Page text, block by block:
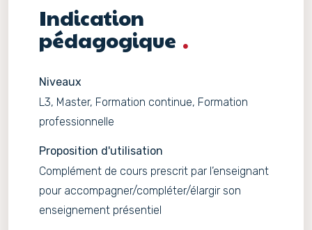
Indication
pédagogique
Niveaux
L3, Master, Formation continue, Formation
professionnelle
Proposition d'utilisation
Complément de cours prescrit par l’enseignant
pour accompagner/compléter/élargir son
enseignement présentiel